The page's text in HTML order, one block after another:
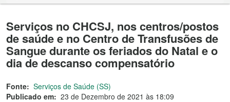
Serviços no CHCSJ, nos centros/postos
de saúde e no Centro de Transfusões de
Sangue durante os feriados do Natal e o
dia de descanso compensatório
Fonte: Serviços de Saúde (SS)
Publicado em: 23 de Dezembro de 2021 às 18:09